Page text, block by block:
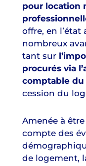
pour location
offre, en l’état
nombreux
tant sur
procurés via
comptable du
cession du
Amenée à
compte des
de logement,